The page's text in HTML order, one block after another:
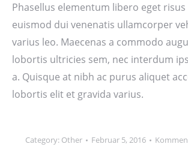
Phasellus elementum libero eget
euismod dui venenatis ullamcorper
varius leo. Maecenas a commodo
lobortis ultricies sem, nec interdum
a. Quisque at nibh ac purus aliquet
lobortis elit et gravida varius.
Category: Other Februar 5, 2016